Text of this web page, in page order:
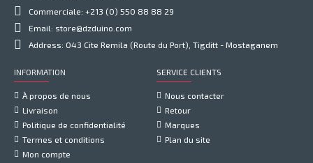
Commerciale: +213 (0) 550 88 88 29
Email: store@dzduino.com
Address: 043 Cite Remila (Route du Port), Tigditt - Mostaganem
INFORMATION
À propos de nous
Livraison
Politique de confidentialité
Termes et conditions
Mon compte
SERVICE CLIENTS
Nous contacter
Retour
Marques
Plan du site